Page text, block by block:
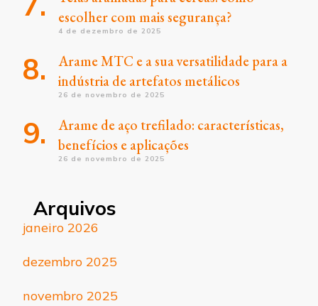
escolher com mais segurança?
4 de dezembro de 2025
Arame MTC e a sua versatilidade para a
indústria de artefatos metálicos
26 de novembro de 2025
Arame de aço trefilado: características,
benefícios e aplicações
26 de novembro de 2025
Arquivos
janeiro 2026
dezembro 2025
novembro 2025